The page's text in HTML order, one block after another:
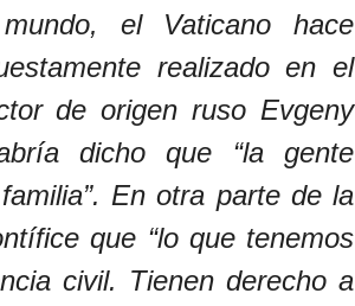
el Vaticano hace
realizado en el
de origen ruso Evgeny
dicho que “la gente
En otra parte de la
que “lo que tenemos
civil. Tienen derecho a